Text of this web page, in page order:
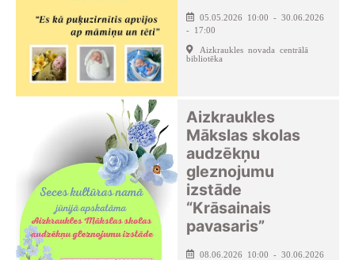
05.05.2026 10:00 - 30.06.2026
- 17:00
Aizkraukles novada centrālā
bibliotēka
Aizkraukles
Mākslas skolas
audzēkņu
gleznojumu
izstāde
“Krāsainais
pavasaris”
08.06.2026 10:00 - 30.06.2026